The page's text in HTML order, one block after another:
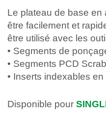
Le plateau de base
être facilement et
être utilisé avec les
• Segments de
• Segments PCD
• Inserts indexables
Disponible pour